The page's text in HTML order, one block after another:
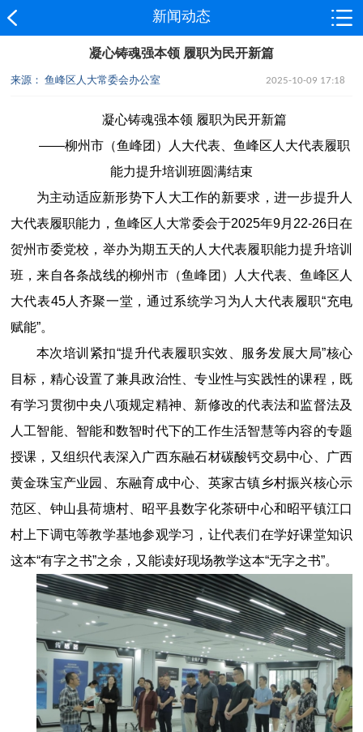
新闻动态
凝心铸魂强本领 履职为民开新篇
来源： 鱼峰区人大常委会办公室 2025-10-09 17:18
凝心铸魂强本领 履职为民开新篇
——柳州市（鱼峰团）人大代表、鱼峰区人大代表履职
能力提升培训班圆满结束
为主动适应新形势下人大工作的新要求，进一步提升人
大代表履职能力，鱼峰区人大常委会于2025年9月22-26日在
贺州市委党校，举办为期五天的人大代表履职能力提升培训
班，来自各条战线的柳州市（鱼峰团）人大代表、鱼峰区人
大代表45人齐聚一堂，通过系统学习为人大代表履职“充电
赋能”。
本次培训紧扣“提升代表履职实效、服务发展大局”核心
目标，精心设置了兼具政治性、专业性与实践性的课程，既
有学习贯彻中央八项规定精神、新修改的代表法和监督法及
人工智能、智能和数智时代下的工作生活智慧等内容的专题
授课，又组织代表深入广西东融石材碳酸钙交易中心、广西
黄金珠宝产业园、东融育成中心、英家古镇乡村振兴核心示
范区、钟山县荷塘村、昭平县数字化茶研中心和昭平镇江口
村上下调屯等教学基地参观学习，让代表们在学好课堂知识
这本“有字之书”之余，又能读好现场教学这本“无字之书”。